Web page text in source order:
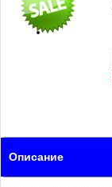
Описание